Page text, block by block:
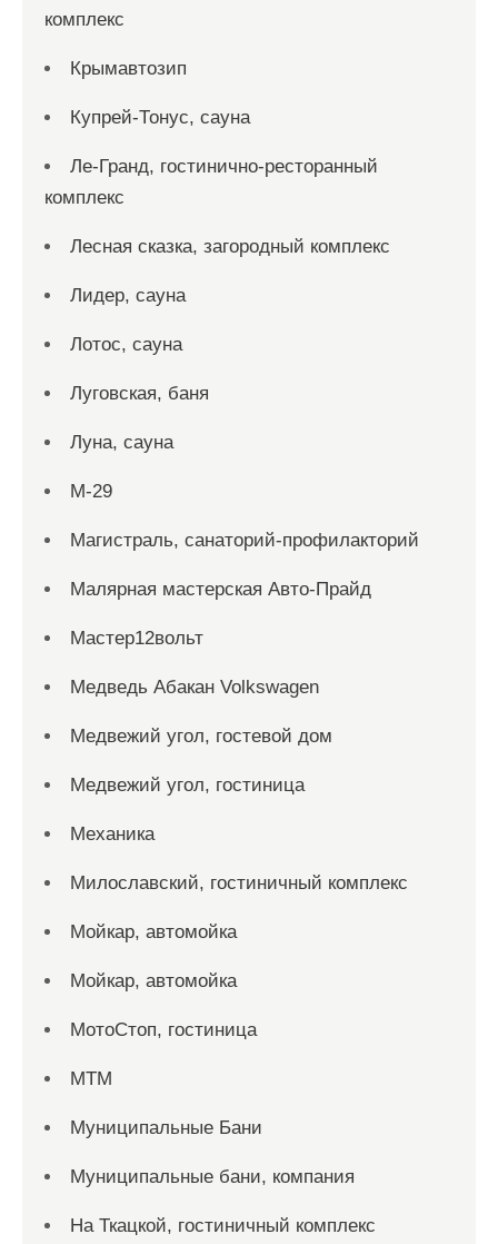
комплекс
Крымавтозип
Купрей-Тонус, сауна
Ле-Гранд, гостинично-ресторанный
комплекс
Лесная сказка, загородный комплекс
Лидер, сауна
Лотос, сауна
Луговская, баня
Луна, сауна
М-29
Магистраль, санаторий-профилакторий
Малярная мастерская Авто-Прайд
Мастер12вольт
Медведь Абакан Volkswagen
Медвежий угол, гостевой дом
Медвежий угол, гостиница
Механика
Милославский, гостиничный комплекс
Мойкар, автомойка
Мойкар, автомойка
МотоСтоп, гостиница
МТМ
Муниципальные Бани
Муниципальные бани, компания
На Ткацкой, гостиничный комплекс